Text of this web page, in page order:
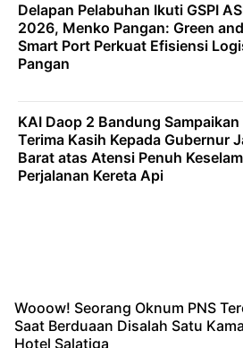
Delapan Pelabuhan Ikuti GSPI
2026, Menko Pangan: Green and
Smart Port Perkuat Efisiensi
Pangan
KAI Daop 2 Bandung Sampaikan
Terima Kasih Kepada Gubernur
Barat atas Atensi Penuh
Perjalanan Kereta Api
Wooow! Seorang Oknum PNS
Saat Berduaan Disalah Satu
Hotel Salatiga